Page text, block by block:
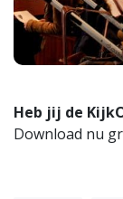
Heb jij de
Download nu